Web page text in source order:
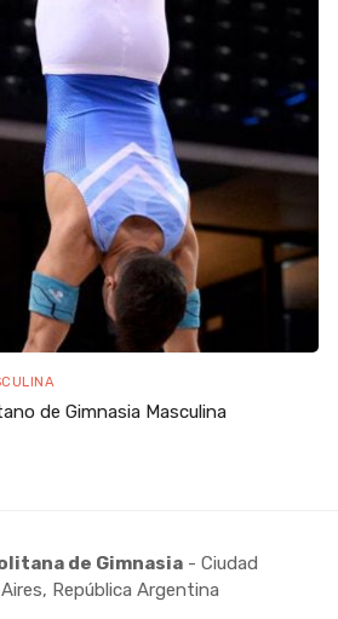
de Gimnasia Masculina
de Gimnasia - Ciudad
República Argentina